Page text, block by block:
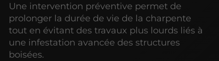
Une intervention préventive permet de
prolonger la durée de vie de la charpente
tout en évitant des travaux plus lourds liés à
une infestation avancée des structures
boisées.